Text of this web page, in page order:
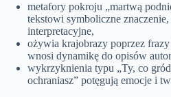
metafory pokroju „martwą
tekstowi symboliczne
interpretacyjne,
ożywia krajobrazy poprzez
wnosi dynamikę do opisów
wykrzyknienia typu „Ty, co
ochraniasz” potęgują emocje i